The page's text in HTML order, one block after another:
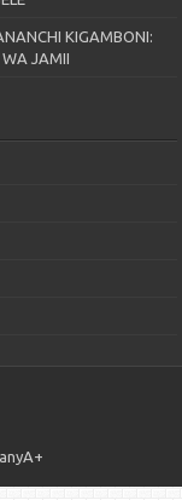
KIGAMBONI:
JAMII